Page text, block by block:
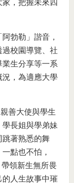
，把握未來四
勃勒」諧音，
校園導覽、社
生分享等一系
，為適應大學
善大使與學生
長姐與學弟妹
跳著熟悉的舞
點也不怕，
領新生無所畏
人生故事中璀